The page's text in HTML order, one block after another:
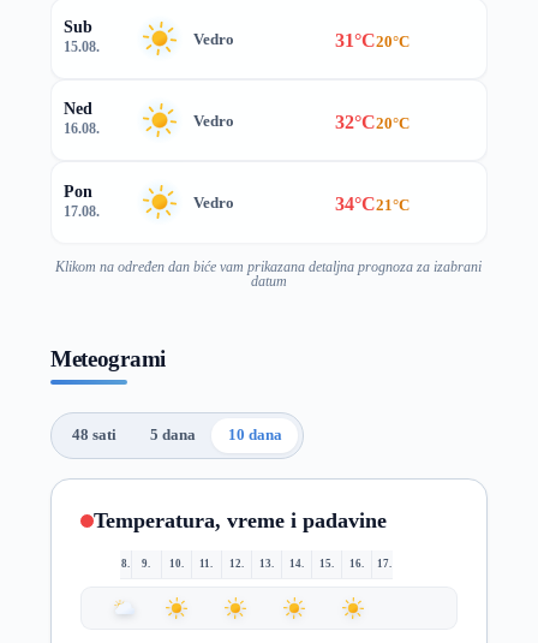
Sub
15.08. Vedro 31°C20°C
Ned
16.08. Vedro 32°C20°C
Pon
17.08. Vedro 34°C21°C
Klikom na određen dan biće vam prikazana detaljna prognoza za izabrani
datum
Meteogrami
48 sati 5 dana 10 dana
Temperatura, vreme i padavine
8. 9. 10. 11. 12. 13. 14. 15. 16. 17.